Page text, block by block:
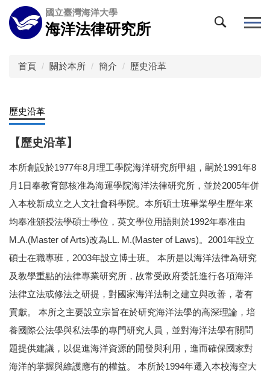
跳
到
主
國立臺灣海洋大學
海洋法律研究所
首頁 關於本所 簡介 歷史沿革
歷史沿革
【歷史沿革】
本所創設於1977年8月理工學院海洋研究所甲組，嗣於1991年8
月1日奉教育部核准為海運學院海洋法律研究所，並於2005年併
入本校新成立之人文社會科學院。本所碩士班畢業學生歷年來
均奉准頒授法學碩士學位，英文學位用語則於1992年奉准由
M.A.(Master of Arts)改為LL. M.(Master of Laws)。2001年設立
碩士在職專班，2003年設立博士班。 本所是以海洋法律為研究
及教學重點的法律專業研究所，故常受政府委託進行各項海洋
法律立法或修法之研提，對國家海洋法制之建立與改善，著有
貢獻。 本所之主要設立宗旨在於研究海洋法學的高深理論，培
養國際公法學與私法學的專門研究人員，並對海洋法學有關問
題提供建議，以促進海洋資源的開發與利用，進而確保國家對
海洋的掌握與維護應有的權益。 本所於1994年遷入本校海空大